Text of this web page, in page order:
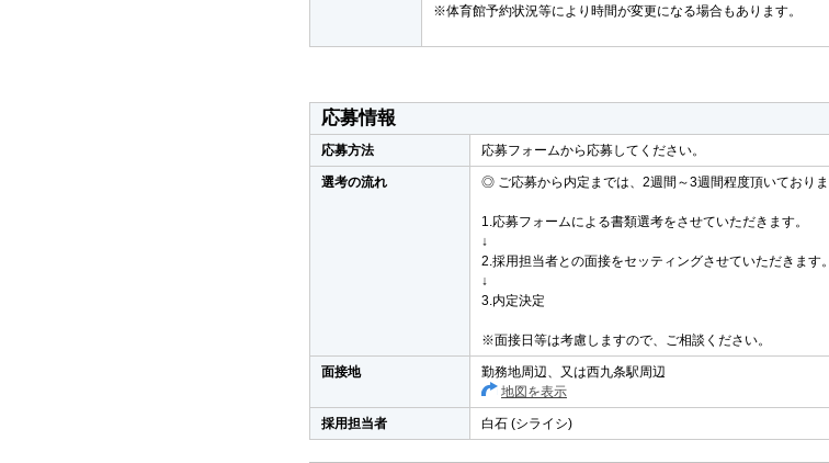
※体育館予約状況等により時間が変更になる場合もあります。
応募情報
応募方法 応募フォームから応募してください。
選考の流れ ◎ ご応募から内定までは、2週間～3週間程度頂いており
1.応募フォームによる書類選考をさせていただきます。
↓
2.採用担当者との面接をセッティングさせていただきます。
↓
3.内定決定
※面接日等は考慮しますので、ご相談ください。
面接地
勤務地周辺、又は西九条駅周辺
地図を表示
採用担当者 白石 (シライシ)